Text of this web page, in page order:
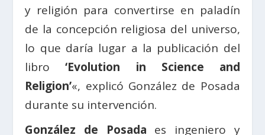
y religión para convertirse en paladín
de la concepción religiosa del universo,
lo que daría lugar a la publicación del
libro‘Evolution in Science and
Religion’«, explicó González de Posada
durante su intervención.
González de Posada es ingeniero y